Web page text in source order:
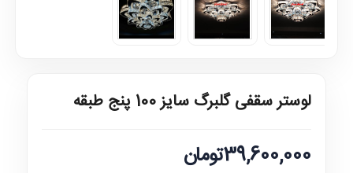
لوستر سقفی گلبرگ سایز 100 پنج طبقه
39,600,000تومان